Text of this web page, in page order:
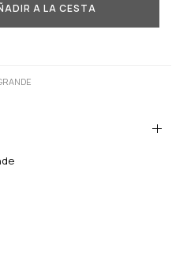
A LA CESTA